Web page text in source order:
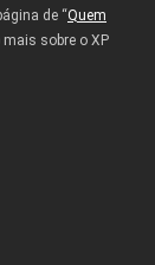
de “Quem
mais sobre o XP